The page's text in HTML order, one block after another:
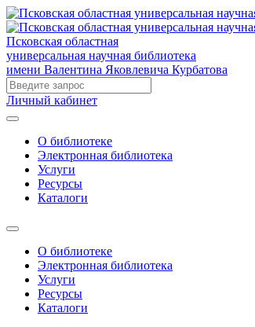
Псковская областная
универсальная научная библиотека
имени Валентина Яковлевича Курбатова
Личный кабинет
О библиотеке
Электронная библиотека
Услуги
Ресурсы
Каталоги
О библиотеке
Электронная библиотека
Услуги
Ресурсы
Каталоги